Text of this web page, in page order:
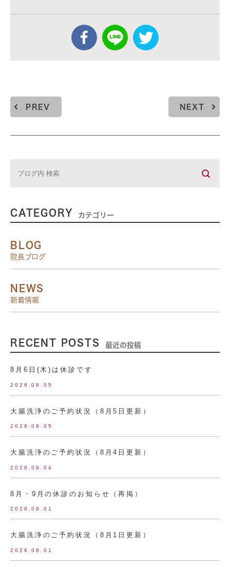
PREV NEXT
CATEGORY カテゴリー
BLOG
院長ブログ
NEWS
新着情報
RECENT POSTS 最近の投稿
8月6日(木)は休診です
2026.08.05
大腸洗浄のご予約状況（8月5日更新）
2026.08.05
大腸洗浄のご予約状況（8月4日更新）
2026.08.04
8月・9月の休診のお知らせ（再掲）
2026.08.01
大腸洗浄のご予約状況（8月1日更新）
2026.08.01